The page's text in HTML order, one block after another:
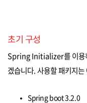
초기 구성
Spring Initializer를 이용
겠습니다. 사용할 패키지
Spring boot 3.2.0